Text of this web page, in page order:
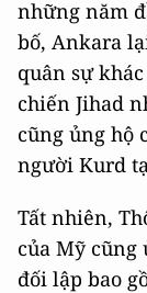
những năm
bố, Ankara
quân sự
chiến Jihad
cũng ủng hộ
người Kurd
Tất nhiên,
của Mỹ
đối lập bao